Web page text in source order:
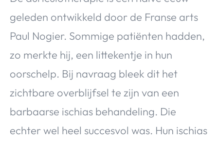
Huis & Tuin
Over Valerie
Over Valerie
Contact
geleden ontwikkeld door de Franse arts
Paul Nogier. Sommige patiënten hadden,
zo merkte hij, een littekentje in hun
oorschelp. Bij navraag bleek dit het
zichtbare overblijfsel te zijn van een
barbaarse ischias behandeling. Die
echter wel heel succesvol was. Hun ischias